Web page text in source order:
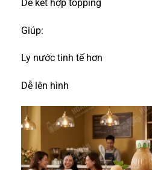
Dễ kết hợp topping
Giúp:
Ly nước tinh tế hơn
Dễ lên hình